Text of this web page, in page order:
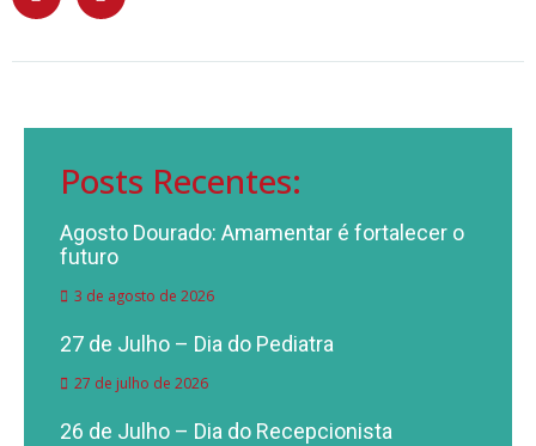
Posts Recentes:
Agosto Dourado: Amamentar é fortalecer o
futuro
3 de agosto de 2026
27 de Julho – Dia do Pediatra
27 de julho de 2026
26 de Julho – Dia do Recepcionista